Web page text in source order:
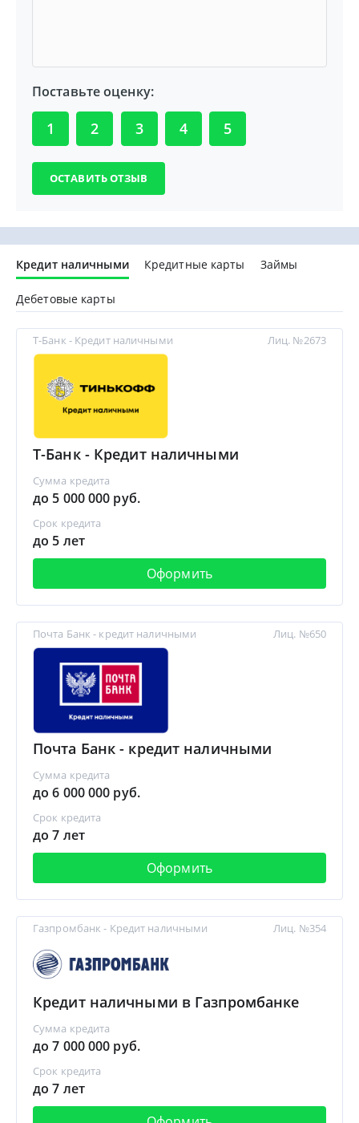
Поставьте оценку:
1 2 3 4 5
Кредит наличными Кредитные карты Займы
Дебетовые карты
Т-Банк - Кредит наличными
Т-Банк - Кредит наличными
Сумма кредита
до 5 000 000 руб.
Срок кредита
до 5 лет
Оформить
Лиц. №2673
Почта Банк - кредит наличными
Почта Банк - кредит наличными
Сумма кредита
до 6 000 000 руб.
Срок кредита
до 7 лет
Оформить
Лиц. №650
Газпромбанк - Кредит наличными
Кредит наличными в Газпромбанке
Сумма кредита
до 7 000 000 руб.
Срок кредита
до 7 лет
Лиц. №354